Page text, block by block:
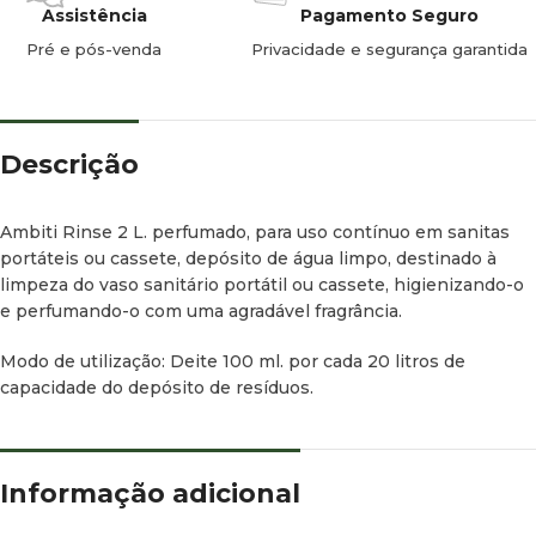
Solubilidade: Totalmente solúvel em água
Peligrosidade e ignição: Não inflamável.
Assistência
Pré e pós-venda
Pagamento Seguro
Privacidade e segurança garantida
Descrição
Ambiti Rinse 2 L. perfumado, para uso contínuo em sanitas
portáteis ou cassete, depósito de água limpo, destinado à
limpeza do vaso sanitário portátil ou cassete, higienizando-o
e perfumando-o com uma agradável fragrância.
Modo de utilização: Deite 100 ml. por cada 20 litros de
capacidade do depósito de resíduos.
Informação adicional